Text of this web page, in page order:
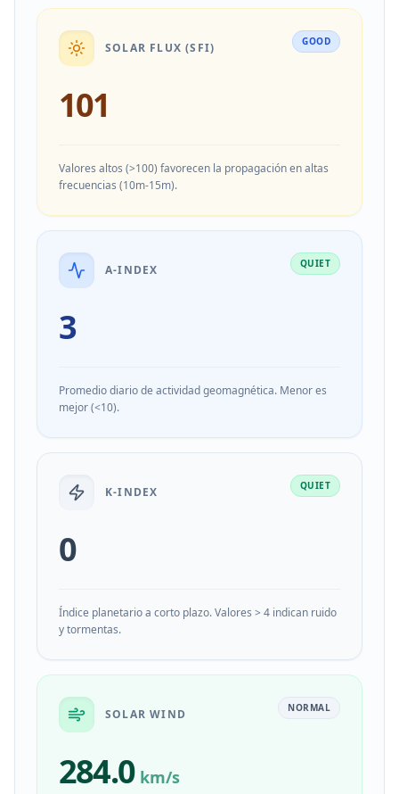
SOLAR FLUX (SFI) GOOD
101
Valores altos (>100) favorecen la propagación en altas
frecuencias (10m-15m).
A-INDEX QUIET
3
Promedio diario de actividad geomagnética. Menor es
mejor (<10).
K-INDEX QUIET
0
Índice planetario a corto plazo. Valores > 4 indican ruido
y tormentas.
SOLAR WIND NORMAL
284.0 km/s